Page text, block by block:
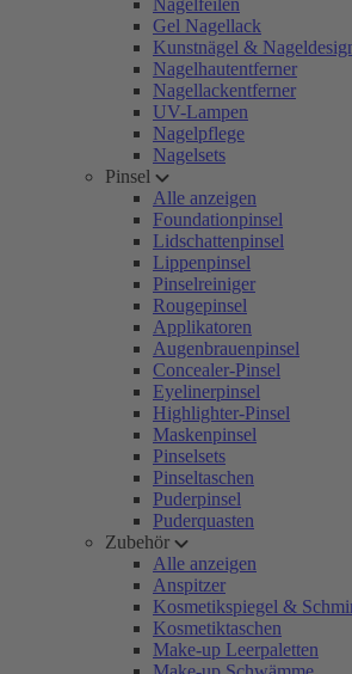
Nagelfeilen
Gel Nagellack
Kunstnägel &
Nagelhautentferner
Nagellackentferner
UV-Lampen
Nagelpflege
Nagelsets
Pinsel
Alle anzeigen
Foundationpinsel
Lidschattenpinsel
Lippenpinsel
Pinselreiniger
Rougepinsel
Applikatoren
Augenbrauenpinsel
Concealer-Pinsel
Eyelinerpinsel
Highlighter-Pinsel
Maskenpinsel
Pinselsets
Pinseltaschen
Puderpinsel
Puderquasten
Zubehör
Alle anzeigen
Anspitzer
Kosmetikspiegel &
Kosmetiktaschen
Make-up Leerpaletten